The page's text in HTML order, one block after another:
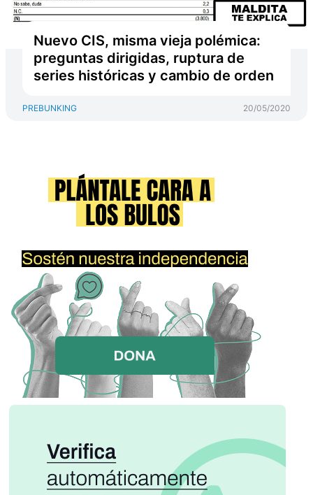
Nuevo CIS, misma vieja polémica:
preguntas dirigidas, ruptura de
series históricas y cambio de orden
PREBUNKING 20/05/2020